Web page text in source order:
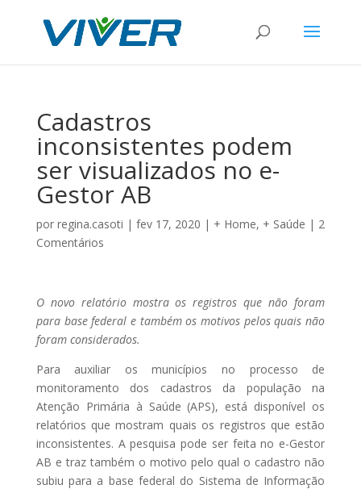
Cadastros
inconsistentes podem
ser visualizados no e-
Gestor AB
por regina.casoti | fev 17, 2020 | + Home, + Saúde | 2
Comentários
O novo relatório mostra os registros que não foram
para base federal e também os motivos pelos quais não
foram considerados.
Para auxiliar os municípios no processo de
monitoramento dos cadastros da população na
Atenção Primária à Saúde (APS), está disponível os
relatórios que mostram quais os registros que estão
inconsistentes. A pesquisa pode ser feita no e-Gestor
AB e traz também o motivo pelo qual o cadastro não
subiu para a base federal do Sistema de Informação